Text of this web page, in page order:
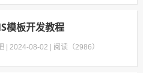
模板开发教程
2024-08-02 阅读（2986）